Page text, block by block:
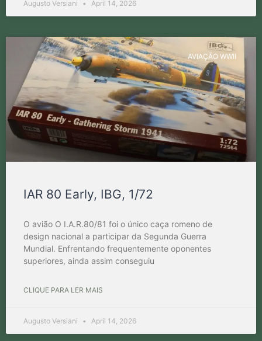
Augusto Versiani April 14, 2026
AVIAÇÃO WWII
IAR 80 Early, IBG, 1/72
O avião O I.A.R.80/81 foi o único caça romeno de
design nacional a participar da Segunda Guerra
Mundial. Enfrentando frequentemente oponentes
superiores, ainda assim conseguiu
CLIQUE PARA LER MAIS
Augusto Versiani April 14, 2026